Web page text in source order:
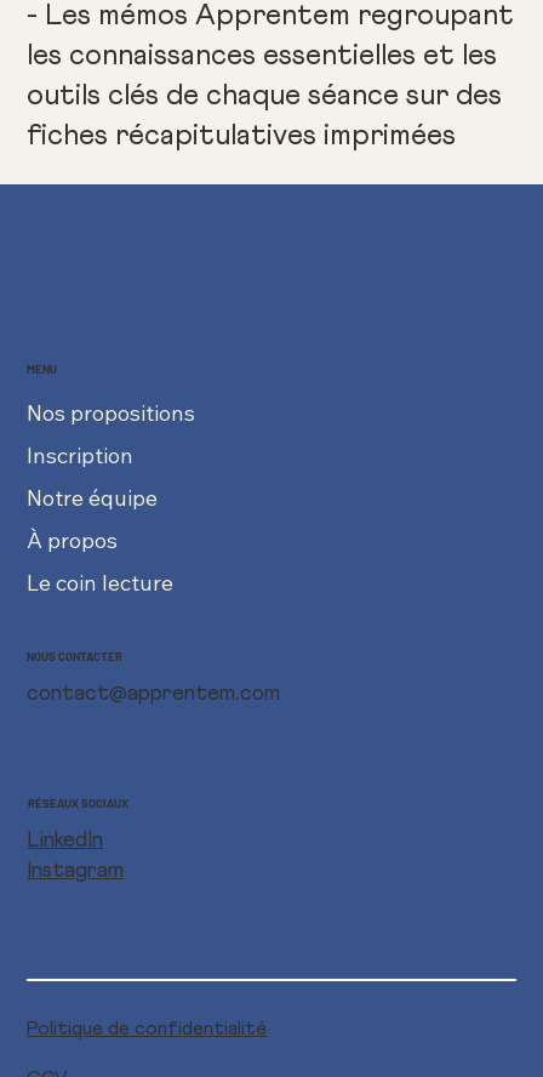
- Les mémos Apprentem regroupant
les connaissances essentielles et les
outils clés de chaque séance sur des
fiches récapitulatives imprimées
Politique de confidentialité
MENU
Nos propositions
Inscription
Notre équipe
À propos
Le coin lecture
NOUS CONTACTER
contact@apprentem.com
RÉSEAUX SOCIAUX
LinkedIn
Instagram